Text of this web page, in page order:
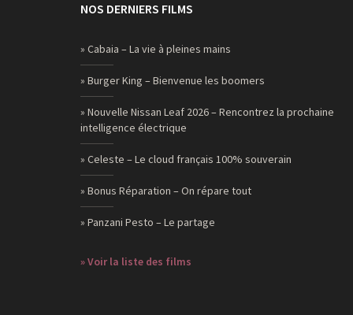
NOS DERNIERS FILMS
» Cabaia – La vie à pleines mains
» Burger King – Bienvenue les boomers
» Nouvelle Nissan Leaf 2026 – Rencontrez la prochaine
intelligence électrique
» Celeste – Le cloud français 100% souverain
» Bonus Réparation – On répare tout
» Panzani Pesto – Le partage
» Voir la liste des films